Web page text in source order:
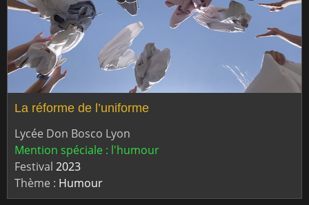
La réforme de l’uniforme
Lycée Don Bosco Lyon
Mention spéciale : l'humour
Festival 2023
Thème : Humour